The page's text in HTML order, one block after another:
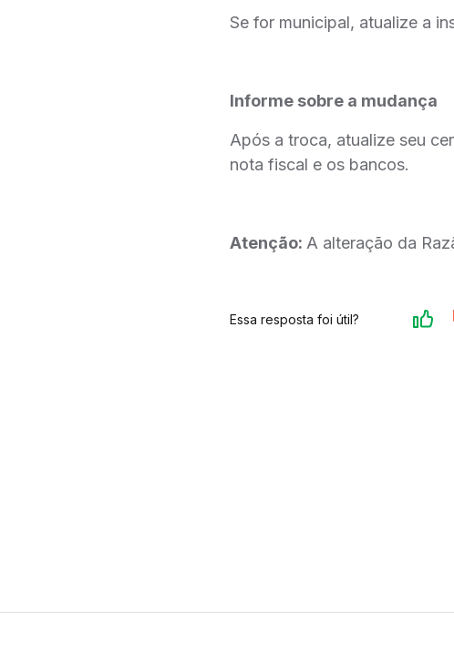
Se for municipal, atualize a
Informe sobre a mudança
Após a troca, atualize seu
nota fiscal e os bancos.
Atenção: A alteração da
Essa resposta foi útil?